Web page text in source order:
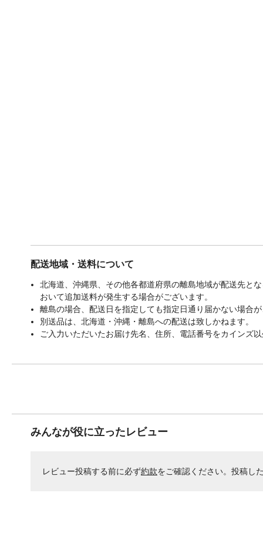
配送地域・送料について
北海道、沖縄県、その他各都道府県の離島地域が配送先と
おいて追加送料が発生する場合がございます。
離島の場合、配送日を指定しても指定日通り届かない場合
別送品は、北海道・沖縄・離島への配送は致しかねます。
ご入力いただいたお届け先名、住所、電話番号をカインズ
みんなが役に立ったレビュー
レビュー投稿する前に必ず約款をご確認ください。投稿し